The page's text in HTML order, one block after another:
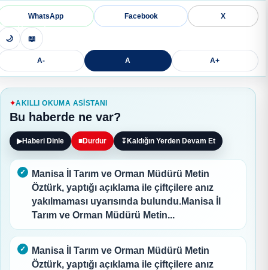
WhatsApp Facebook X
🌙 📖
A- A A+
AKILLI OKUMA ASISTANI
Bu haberde ne var?
▶Haberi Dinle ■Durdur ↧ Kaldığın Yerden Devam Et
Manisa İl Tarım ve Orman Müdürü Metin
Öztürk, yaptığı açıklama ile çiftçilere anız
yakılmaması uyarısında bulundu.Manisa İl
Tarım ve Orman Müdürü Metin...
Manisa İl Tarım ve Orman Müdürü Metin
Öztürk, yaptığı açıklama ile çiftçilere anız